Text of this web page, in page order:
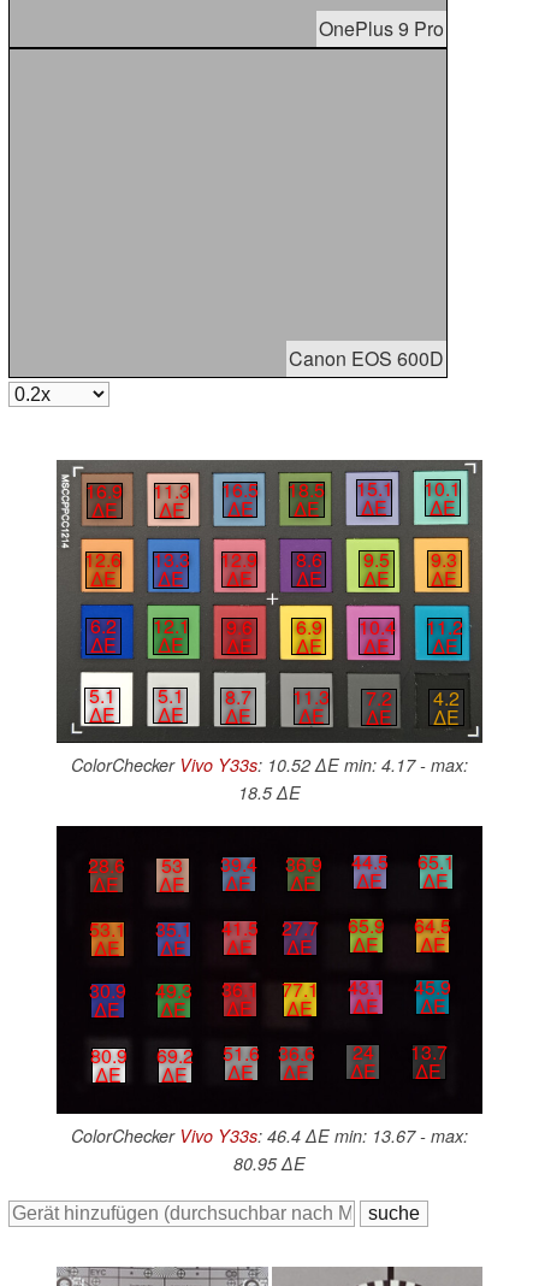
OnePlus 9 Pro
Canon EOS 600D
16.9
∆E
11.3
∆E
16.5
∆E
18.5
∆E
15.1
∆E
10.1
∆E
12.6
∆E
13.3
∆E
12.9
∆E
8.6
∆E
9.5
∆E
9.3
∆E
6.2
∆E
12.1
∆E
9.6
∆E
6.9
∆E
10.4
∆E
11.2
∆E
5.1
∆E
5.1
∆E
8.7
∆E
11.3
∆E
7.2
∆E
4.2
∆E
ColorChecker Vivo Y33s: 10.52 ∆E min: 4.17 - max:
18.5 ∆E
28.6
∆E
53
∆E
39.4
∆E
36.9
∆E
44.5
∆E
65.1
∆E
53.1
∆E
35.1
∆E
41.5
∆E
27.7
∆E
65.9
∆E
64.5
∆E
30.9
∆E
49.3
∆E
36.1
∆E
77.1
∆E
43.1
∆E
45.9
∆E
80.9
∆E
69.2
∆E
51.6
∆E
36.6
∆E
24
∆E
13.7
∆E
ColorChecker Vivo Y33s: 46.4 ∆E min: 13.67 - max:
80.95 ∆E